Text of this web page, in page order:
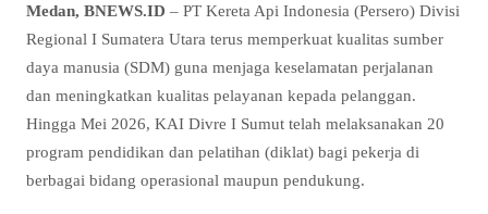
Medan, BNEWS.ID – PT Kereta Api Indonesia (Persero) Divisi
Regional I Sumatera Utara terus memperkuat kualitas sumber
daya manusia (SDM) guna menjaga keselamatan perjalanan
dan meningkatkan kualitas pelayanan kepada pelanggan.
Hingga Mei 2026, KAI Divre I Sumut telah melaksanakan 20
program pendidikan dan pelatihan (diklat) bagi pekerja di
berbagai bidang operasional maupun pendukung.